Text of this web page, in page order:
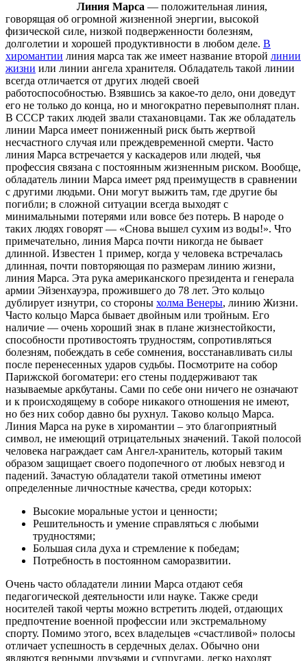
Линия Марса — положительная линия,
говорящая об огромной жизненной энергии, высокой
физической силе, низкой подверженности болезням,
долголетии и хорошей продуктивности в любом деле. В
хиромантии линия марса так же имеет название второй линии
жизни или линии ангела хранителя. Обладатель такой линии
всегда отличается от других людей своей
работоспособностью. Взявшись за какое-то дело, они доведут
его не только до конца, но и многократно перевыполнят план.
В СССР таких людей звали стахановцами. Так же обладатель
линии Марса имеет пониженный риск быть жертвой
несчастного случая или преждевременной смерти. Часто
линия Марса встречается у каскадеров или людей, чья
профессия связана с постоянным жизненным риском. Вообще,
обладатель линии Марса имеет ряд преимуществ в сравнении
с другими людьми. Они могут выжить там, где другие бы
погибли; в сложной ситуации всегда выходят с
минимальными потерями или вовсе без потерь. В народе о
таких людях говорят — «Снова вышел сухим из воды!». Что
примечательно, линия Марса почти никогда не бывает
длинной. Известен 1 пример, когда у человека встречалась
длинная, почти повторяющая по размерам линию жизни,
линия Марса. Эта рука американского президента и генерала
армии Эйзенхауэра, прожившего до 78 лет. Это кольцо
дублирует изнутри, со стороны холма Венеры, линию Жизни.
Часто кольцо Марса бывает двойным или тройным. Его
наличие — очень хороший знак в плане жизнестойкости,
способности противостоять трудностям, сопротивляться
болезням, побеждать в себе сомнения, восстанавливать силы
после перенесенных ударов судьбы. Посмотрите на собор
Парижской богоматери: его стены поддерживают так
называемые аркбутаны. Сами по себе они ничего не означают
и к происходящему в соборе никакого отношения не имеют,
но без них собор давно бы рухнул. Таково кольцо Марса.
Линия Марса на руке в хиромантии – это благоприятный
символ, не имеющий отрицательных значений. Такой полосой
человека награждает сам Ангел-хранитель, который таким
образом защищает своего подопечного от любых невзгод и
падений. Зачастую обладатели такой отметины имеют
определенные личностные качества, среди которых:
Высокие моральные устои и ценности;
Решительность и умение справляться с любыми
трудностями;
Большая сила духа и стремление к победам;
Потребность в постоянном саморазвитии.
Очень часто обладатели линии Марса отдают себя
педагогической деятельности или науке. Также среди
носителей такой черты можно встретить людей, отдающих
предпочтение военной профессии или экстремальному
спорту. Помимо этого, всех владельцев «счастливой» полосы
отличает успешность в сердечных делах. Обычно они
являются верными друзьями и супругами, легко находят